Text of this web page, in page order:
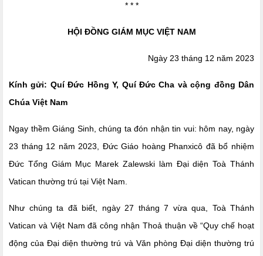
* * *
HỘI ĐỒNG GIÁM MỤC VIỆT NAM
Ngày 23 tháng 12 năm 2023
Kính gửi: Quí Đức Hồng Y, Quí Đức Cha vàcộng đồng Dân
Chúa Việt Nam
Ngay thềm Giáng Sinh, chúng ta đón nhận tin vui: hôm nay, ngày
23 tháng 12 năm 2023, Đức Giáo hoàng Phanxicô đã bổ nhiệm
Đức Tổng Giám Mục Marek Zalewski làm Đại diện Toà Thánh
Vatican thường trú tại Việt Nam.
Như chúng ta đã biết, ngày 27 tháng 7 vừa qua, Toà Thánh
Vatican và Việt Nam đã công nhận Thoả thuận về “Quy chế hoạt
động của Đại diện thường trú và Văn phòng Đại diện thường trú